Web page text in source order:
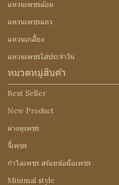
แหวนเพชรล้อม
แหวนเพชรแถว
แหวนเกลี้ยง
แหวนเพชรใส่ประจำวัน
หมวดหมู่สินค้า
Best Seller
New Product
ต่างหูเพชร
จี้เพชร
กำไลเพชร สร้อยข้อมือเพชร
Minimal style